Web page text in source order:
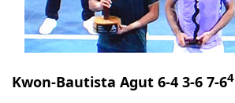
Kwon-Bautista Agut 6-4 3-6 7-64